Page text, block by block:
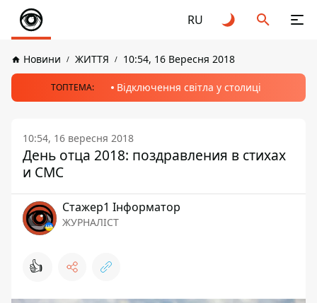
RU
Новини ЖИТТЯ 10:54, 16 Вересня 2018
ТОПТЕМА: Відключення світла у столиці
10:54, 16 вересня 2018
День отца 2018: поздравления в стихах
и СМС
Стажер1 Інформатор
ЖУРНАЛІСТ
👍